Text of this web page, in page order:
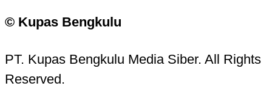
© Kupas Bengkulu
PT. Kupas Bengkulu Media Siber. All Rights
Reserved.